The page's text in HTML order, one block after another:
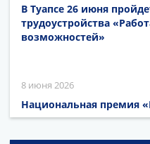
В Туапсе 26 июня
трудоустройства
возможностей»
8 июня 2026
Национальная премия